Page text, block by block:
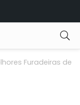
Furadeiras de